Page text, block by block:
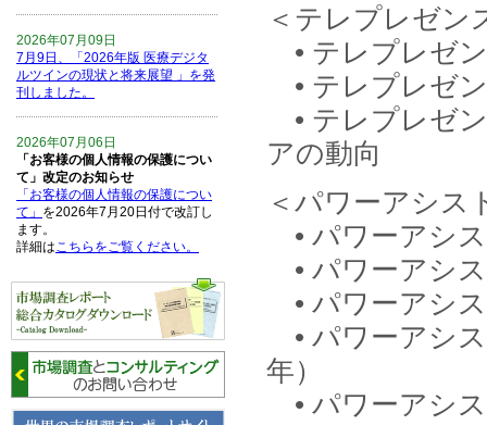
＜テレプレゼン
• テレプレゼ
• テレプレゼ
• テレプレゼ
アの動向
＜パワーアシス
• パワーアシ
• パワーアシ
• パワーアシ
• パワーアシ
年）
• パワーアシ
2026年07月09日
7月9日、「2026年版 医療デジタ
ルツインの現状と将来展望 」を発
刊しました。
2026年07月06日
「お客様の個人情報の保護につい
て」改定のお知らせ
「お客様の個人情報の保護につい
て」 を2026年7月20日付で改訂し
ます。
詳細はこちらをご覧ください。
2026年06月15日
6月15日、「中国の医療保険医薬
品リスト 」を発刊しました。
2026年06月01日
6月1日、「2026-27年版 5G SA、
6GにおけるIoT／サービス市場の